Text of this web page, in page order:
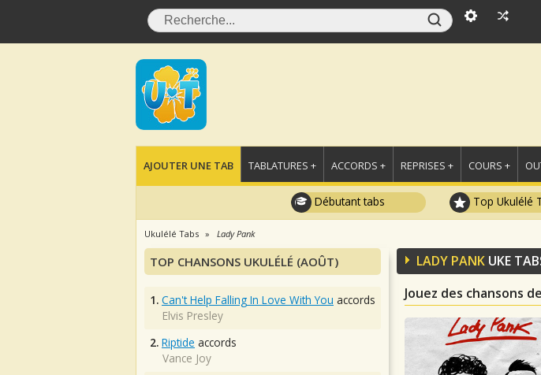
AJOUTER UNE TAB TABLATURES + ACCORDS + REPRISES + COURS +
Débutant tabs Top Ukulélé
Ukulélé Tabs Lady Pank
LADY PANK UKE
Jouez des chansons
TOP CHANSONS UKULÉLÉ (AOÛT)
1. Can't Help Falling In Love With You accords
Elvis Presley
2. Riptide accords
Vance Joy